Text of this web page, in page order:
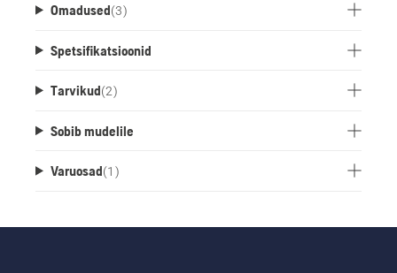
Omadused(3)
Spetsifikatsioonid
Tarvikud(2)
Sobib mudelile
Varuosad(1 )